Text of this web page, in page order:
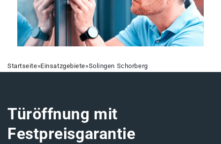
Startseite»Einsatzgebiete»Solingen Schorberg
Türöffnung mit
Festpreisgarantie